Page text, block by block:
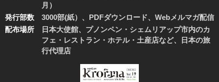
月）
発行部数
3000部(紙）、PDFダウンロード、Webメルマガ配信
配布場所
日本大使館、プノンペン・シェムリアップ市内のカ
フェ・レストラン・ホテル・土産店など、日本の旅
行代理店